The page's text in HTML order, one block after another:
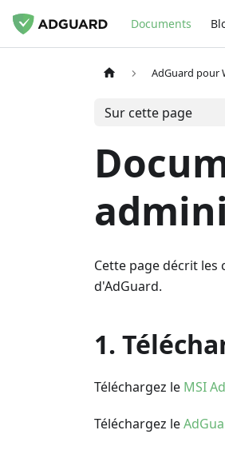
Documents
AdGuard pour
Sur cette page
Cette page décrit
d'AdGuard.
1.
Téléchargez le MSI
Téléchargez le